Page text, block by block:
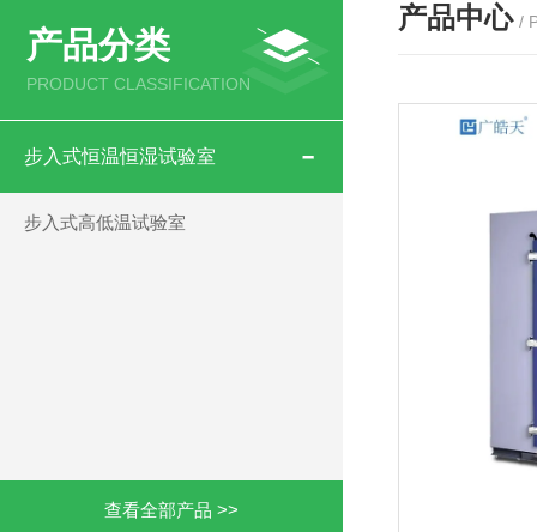
产品分类
PRODUCT CLASSIFICATION
步入式恒温恒湿试验室
步入式高低温试验室
查看全部产品 >>
产品中心 /